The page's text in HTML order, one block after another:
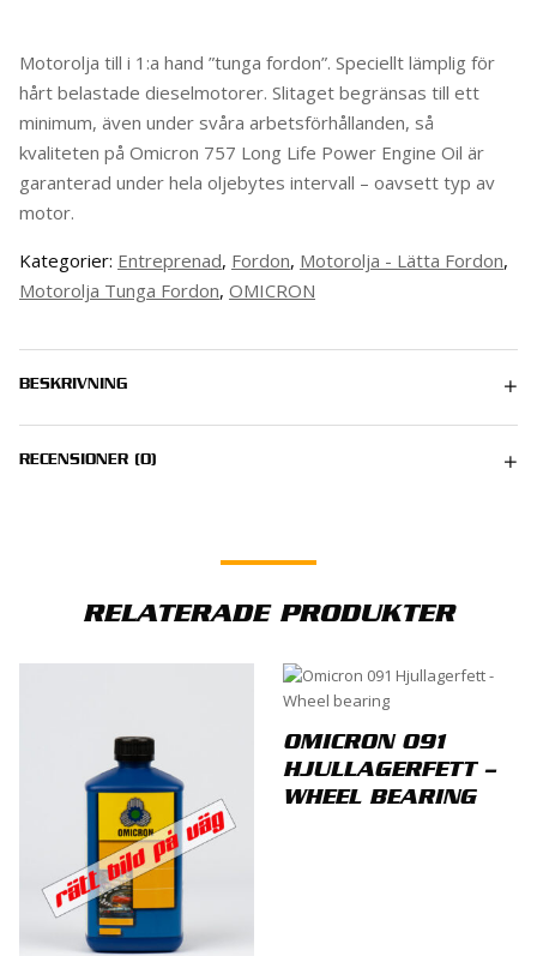
Motorolja till i 1:a hand ”tunga fordon”. Speciellt lämplig för
hårt belastade dieselmo­torer. Slitaget begränsas till ett
minimum, även under svåra arbetsförhållanden, så
kvaliteten på Omicron 757 Long Life Power Engine Oil är
garanterad under hela oljebytes intervall – oavsett typ av
motor.
Kategorier: Entreprenad, Fordon, Motorolja - Lätta Fordon,
Motorolja Tunga Fordon, OMICRON
BESKRIVNING
RECENSIONER (0)
BLI FÖRST MED ATT RECENSERA ”OMICRON 757
MOTOROLJA LONG LIFE POWER”
Din e-postadress kommer inte publiceras.
*
Ditt betyg*
Din recension *
RELATERADE PRODUKTER
OMICRON 091
HJULLAGERFETT –
WHEEL BEARING